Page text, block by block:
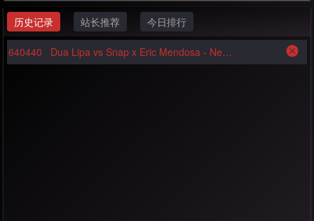
历史记录 站长推荐 今日排行
640440 Dua Lipa vs Snap x Eric Mendosa - New Rules(Tosak vs G-Baess Edit 130bpm)-Mashup